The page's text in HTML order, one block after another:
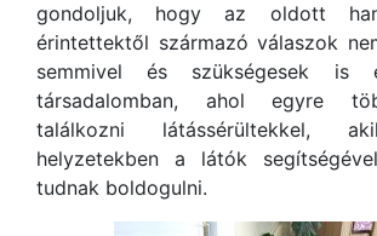
gondoljuk, hogy az oldott
érintettektől származó válaszok
semmivel és szükségesek is
társadalomban, ahol egyre
találkozni látássérültekkel,
helyzetekben a látók
tudnak boldogulni.